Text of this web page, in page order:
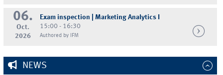
06.
Oct.
2026
Exam inspection | Marketing Analytics I
15:00 - 16:30
Authored by IFM
NEWS